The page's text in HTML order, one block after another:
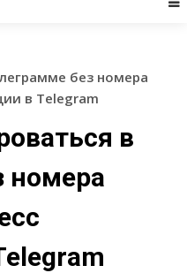
без номера
в Telegram
в
номера